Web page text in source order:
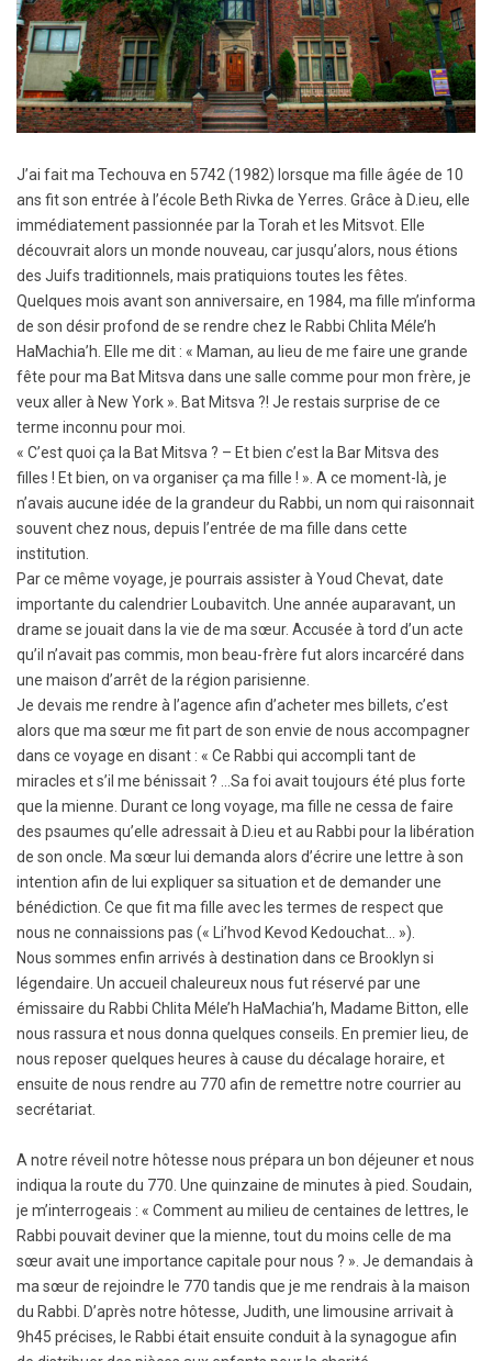
J’ai fait ma Techouva en 5742 (1982) lorsque ma fille âgée de 10
ans fit son entrée à l’école Beth Rivka de Yerres. Grâce à D.ieu, elle
immédiatement passionnée par la Torah et les Mitsvot. Elle
découvrait alors un monde nouveau, car jusqu’alors, nous étions
des Juifs traditionnels, mais pratiquions toutes les fêtes.
Quelques mois avant son anniversaire, en 1984, ma fille m’informa
de son désir profond de se rendre chez le Rabbi Chlita Méle’h
HaMachia’h. Elle me dit : « Maman, au lieu de me faire une grande
fête pour ma Bat Mitsva dans une salle comme pour mon frère, je
veux aller à New York ». Bat Mitsva ?! Je restais surprise de ce
terme inconnu pour moi.
« C’est quoi ça la Bat Mitsva ? – Et bien c’est la Bar Mitsva des
filles ! Et bien, on va organiser ça ma fille ! ». A ce moment-là, je
n’avais aucune idée de la grandeur du Rabbi, un nom qui raisonnait
souvent chez nous, depuis l’entrée de ma fille dans cette
institution.
Par ce même voyage, je pourrais assister à Youd Chevat, date
importante du calendrier Loubavitch. Une année auparavant, un
drame se jouait dans la vie de ma sœur. Accusée à tord d’un acte
qu’il n’avait pas commis, mon beau-frère fut alors incarcéré dans
une maison d’arrêt de la région parisienne.
Je devais me rendre à l’agence afin d’acheter mes billets, c’est
alors que ma sœur me fit part de son envie de nous accompagner
dans ce voyage en disant : « Ce Rabbi qui accompli tant de
miracles et s’il me bénissait ? …Sa foi avait toujours été plus forte
que la mienne. Durant ce long voyage, ma fille ne cessa de faire
des psaumes qu’elle adressait à D.ieu et au Rabbi pour la libération
de son oncle. Ma sœur lui demanda alors d’écrire une lettre à son
intention afin de lui expliquer sa situation et de demander une
bénédiction. Ce que fit ma fille avec les termes de respect que
nous ne connaissions pas (« Li’hvod Kevod Kedouchat… »).
Nous sommes enfin arrivés à destination dans ce Brooklyn si
légendaire. Un accueil chaleureux nous fut réservé par une
émissaire du Rabbi Chlita Méle’h HaMachia’h, Madame Bitton, elle
nous rassura et nous donna quelques conseils. En premier lieu, de
nous reposer quelques heures à cause du décalage horaire, et
ensuite de nous rendre au 770 afin de remettre notre courrier au
secrétariat.
A notre réveil notre hôtesse nous prépara un bon déjeuner et nous
indiqua la route du 770. Une quinzaine de minutes à pied. Soudain,
je m’interrogeais : « Comment au milieu de centaines de lettres, le
Rabbi pouvait deviner que la mienne, tout du moins celle de ma
sœur avait une importance capitale pour nous ? ». Je demandais à
ma sœur de rejoindre le 770 tandis que je me rendrais à la maison
du Rabbi. D’après notre hôtesse, Judith, une limousine arrivait à
9h45 précises, le Rabbi était ensuite conduit à la synagogue afin